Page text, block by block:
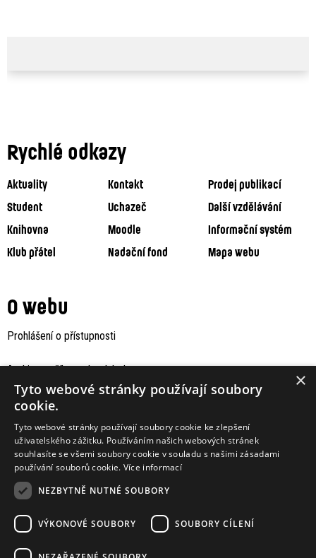
Rychlé odkazy
Aktuality Kontakt
Prodej publikací
Student
Uchazeč
Další vzdělávání
Knihovna
Moodle
Informační systém
Klub přátel
Nadační fond Mapa webu
O webu
Prohlášení o přístupnosti
Archiv staršího webu Jaboku
Podporují nás
×
Tyto webové stránky používají soubory
cookie.
Tyto webové stránky používají soubory cookie ke zlepšení
uživatelského zážitku. Používáním našich webových stránek
souhlasíte se všemi soubory cookie v souladu s našimi zásadami
používání souborů cookie. Více informací
NEZBYTNĚ NUTNÉ SOUBORY
VÝKONOVÉ SOUBORY SOUBORY CÍLENÍ